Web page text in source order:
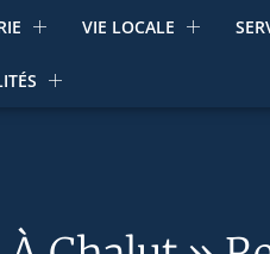
VIE LOCALE